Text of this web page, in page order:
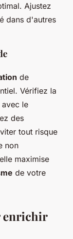
Ajustez
dans d'autres
de
Vérifiez la
le
des
tout risque
non
maximise
de votre
enrichir